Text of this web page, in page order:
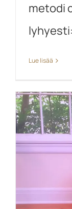
metodi
Lue lisää